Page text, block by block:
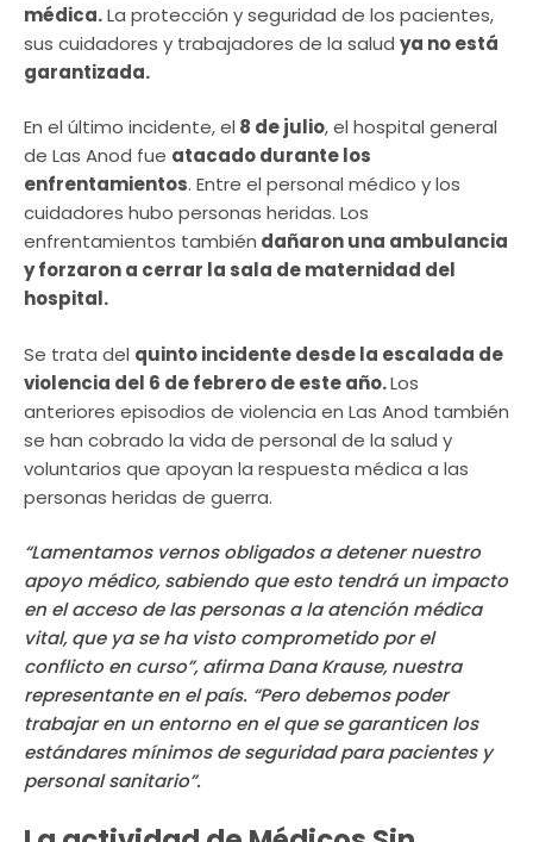
médica.La protección y seguridad de los pacientes,
sus cuidadores y trabajadores de la salud ya no está
garantizada.
En el último incidente, el 8 de julio, el hospital general
de Las Anod fue atacado durante los
enfrentamientos. Entre el personal médico y los
cuidadores hubo personas heridas. Los
enfrentamientos también dañaron una ambulancia
y forzaron a cerrar la sala de maternidad del
hospital.
Se trata del quinto incidente desde la escalada de
violencia del 6 de febrero de este año.Los
anteriores episodios de violencia en Las Anod también
se han cobrado la vida de personal de la salud y
voluntarios que apoyan la respuesta médica a las
personas heridas de guerra.
“Lamentamos vernos obligados a detener nuestro
apoyo médico, sabiendo que esto tendrá un impacto
en el acceso de las personas a la atención médica
vital, que ya se ha visto comprometido por el
conflicto en curso”, afirma Dana Krause, nuestra
representante en el país. “Pero debemos poder
trabajar en un entorno en el que se garanticen los
estándares mínimos de seguridad para pacientes y
personal sanitario”.